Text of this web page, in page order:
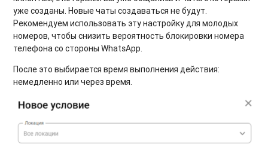
уже созданы. Новые чаты создаваться не будут.
Рекомендуем использовать эту настройку для молодых
номеров, чтобы снизить вероятность блокировки номера
телефона со стороны WhatsApp.
После это выбирается время выполнения действия:
немедленно или через время.